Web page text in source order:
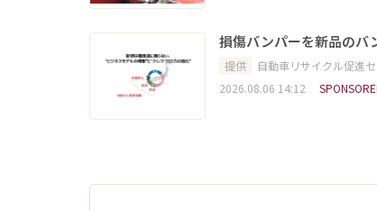
損傷バンパーを新品のバ
提供
自動車リサイクル促進
2026.08.06 14:12